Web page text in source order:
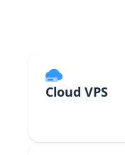
Cloud VPS